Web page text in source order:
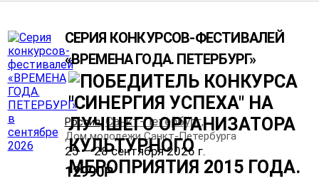
СЕРИЯ КОНКУРСОВ-ФЕСТИВАЛЕЙ
«ВРЕМЕНА ГОДА. ПЕТЕРБУРГ»
Россия, Санкт-Петербург,
Дом молодежи Санкт-Петербурга
25 — 28 сентября 2026 г.
12990Р